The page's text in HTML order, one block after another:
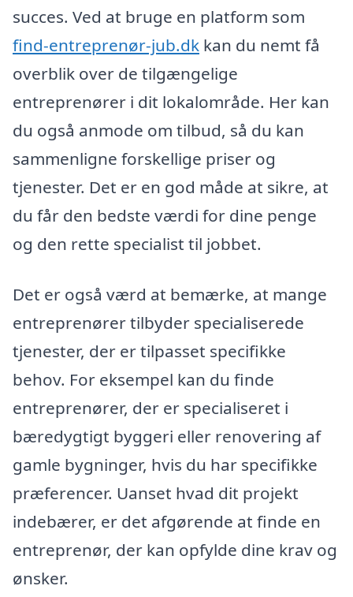
succes. Ved at bruge en platform som
find-entreprenør-jub.dk kan du nemt få
overblik over de tilgængelige
entreprenører i dit lokalområde. Her kan
du også anmode om tilbud, så du kan
sammenligne forskellige priser og
tjenester. Det er en god måde at sikre, at
du får den bedste værdi for dine penge
og den rette specialist til jobbet.
Det er også værd at bemærke, at mange
entreprenører tilbyder specialiserede
tjenester, der er tilpasset specifikke
behov. For eksempel kan du finde
entreprenører, der er specialiseret i
bæredygtigt byggeri eller renovering af
gamle bygninger, hvis du har specifikke
præferencer. Uanset hvad dit projekt
indebærer, er det afgørende at finde en
entreprenør, der kan opfylde dine krav og
ønsker.